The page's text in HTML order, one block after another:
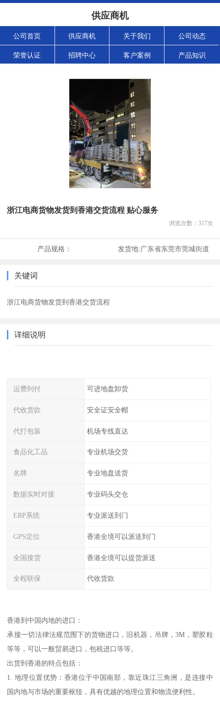
供应商机
公司首页 供应商机 关于我们 公司动态
荣誉认证 招聘中心 客户案例 产品知识
浙江电商货物发货到香港交货流程 贴心服务
浏览次数： 317次
产品规格： 发货地:广东省东莞市莞城街道
关键词
浙江电商货物发货到香港交货流程
详细说明
运费到付 可进地盘卸货
代收货款 安全证安全帽
代打包装 机场专线直达
食品化工品 专业机场交货
名牌 专业地盘送货
数据实时对接 专业码头交仓
ERP系统 专业派送到门
GPS定位 香港全境可以派送到门
全国接货 香港全境可以提货派送
全程联保 代收货款
香港到中国内地的进口：
承接一切法律法规范围下的货物进口，旧机器，吊牌，3M，塑胶粒
等等，可以一般贸易进口，包税进口等等。
出货到香港的特点包括：
1. 地理位置优势：香港位于中国南部，靠近珠江三角洲，是连接中
国内地与市场的重要枢纽，具有优越的地理位置和物流便利性。